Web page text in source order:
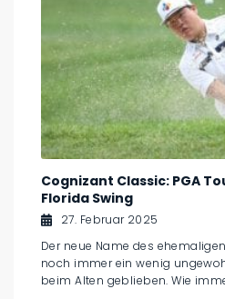
Cognizant Classic: PGA
Florida Swing
27. Februar 2025
Der neue Name des
noch immer ein wenig
beim Alten geblieben. Wie